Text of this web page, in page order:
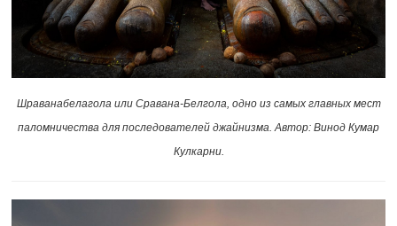
Шраванабелагола или Сравана-Белгола, одно из самых главных мест
паломничества для последователей джайнизма. Автор: Винод Кумар
Кулкарни.